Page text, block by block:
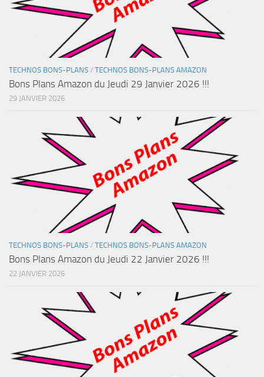
TECHNOS BONS-PLANS / TECHNOS BONS-PLANS AMAZON
Bons Plans Amazon du Jeudi 29 Janvier 2026 !!!
29 JANVIER 2026
TECHNOS BONS-PLANS / TECHNOS BONS-PLANS AMAZON
Bons Plans Amazon du Jeudi 22 Janvier 2026 !!!
22 JANVIER 2026